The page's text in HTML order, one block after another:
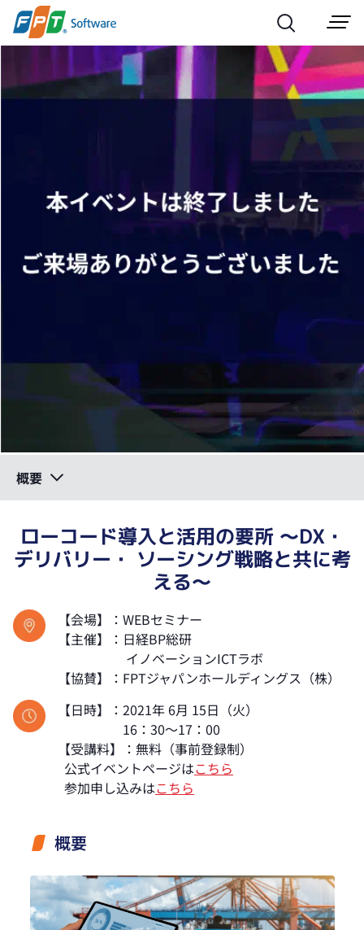
概要
ローコード導入と活用の要所 ～DX・
デリバリー・ ソーシング戦略と共に考
える～
【会場】：WEBセミナー
【主催】：日経BP総研
イノベーションICTラボ
【協賛】：FPTジャパンホールディングス（株）
【日時】：2021年 6月 15日（火）
16：30～17：00
【受講料】：無料（事前登録制）
公式イベントページはこちら
参加申し込みはこちら
概要